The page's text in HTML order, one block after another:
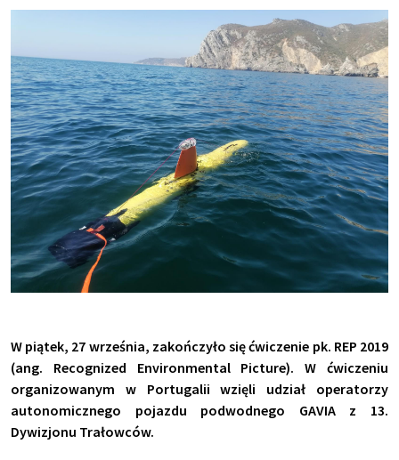
W piątek, 27 września, zakończyło się ćwiczenie pk. REP 2019
(ang. Recognized Environmental Picture). W ćwiczeniu
organizowanym w Portugalii wzięli udział operatorzy
autonomicznego pojazdu podwodnego GAVIA z 13.
Dywizjonu Trałowców.